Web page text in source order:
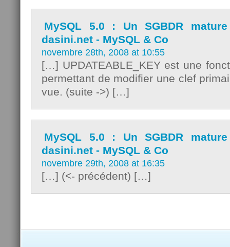
MySQL 5.0 : Un SGBDR
dasini.net - MySQL & Co
novembre 28th, 2008 at 10:55
[…] UPDATEABLE_KEY est une
permettant de modifier une clef
vue. (suite ->) […]
MySQL 5.0 : Un SGBDR
dasini.net - MySQL & Co
novembre 29th, 2008 at 16:35
[…] (<- précédent) […]